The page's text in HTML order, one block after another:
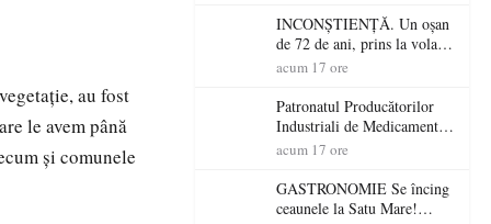
au fost
le avem până
şi comunele
INCONȘTIENȚĂ. Un oșan
de 72 de ani, prins la volan
fără permis! Polițiștii l-au
acum 17 ore
Patronatul Producătorilor
Industriali de Medicamente
din România (PRIMER):
energie electrică a fabricilor
de medicamente va pune în
acum 17 ore
GASTRONOMIE Se încing
ceaunele la Satu Mare!